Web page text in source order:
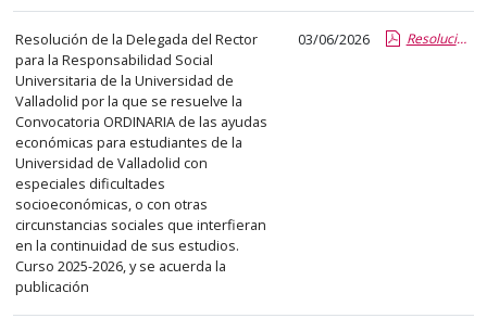
en
la
segunda
columna
la
fecha
de
publicación,
en
la
última
columna
Resolución de la Delegada del Rector
para la Responsabilidad Social
Universitaria de la Universidad de
Valladolid por la que se resuelve la
Convocatoria ORDINARIA de las ayudas
económicas para estudiantes de la
Universidad de Valladolid con
especiales dificultades
socioeconómicas, o con otras
circunstancias sociales que interfieran
en la continuidad de sus estudios.
Curso 2025-2026, y se acuerda la
publicación
03/06/2026 Resolucion convocatoia ayudas socioeconomicas 25-26.report.pdf.pdf